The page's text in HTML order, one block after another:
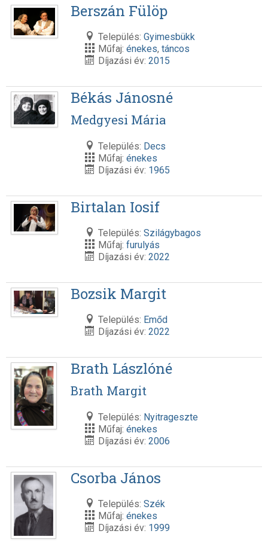
Berszán Fülöp
Település: Gyimesbükk
Műfaj: énekes, táncos
Díjazási év: 2015
Békás Jánosné
Medgyesi Mária
Település: Decs
Műfaj: énekes
Díjazási év: 1965
Birtalan Iosif
Település: Szilágybagos
Műfaj: furulyás
Díjazási év: 2022
Bozsik Margit
Település: Emőd
Díjazási év: 2022
Brath Lászlóné
Brath Margit
Település: Nyitrageszte
Műfaj: énekes
Díjazási év: 2006
Csorba János
Település: Szék
Műfaj: énekes
Díjazási év: 1999